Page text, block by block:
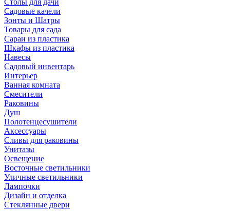
Столы для дачи
Садовые качели
Зонты и Шатры
Товары для сада
Сараи из пластика
Шкафы из пластика
Навесы
Садовый инвентарь
Интерьер
Ванная комната
Смесители
Раковины
Душ
Полотенцесушители
Аксессуары
Сливы для раковины
Унитазы
Освещение
Восточные светильники
Уличные светильники
Лампочки
Дизайн и отделка
Стеклянные двери